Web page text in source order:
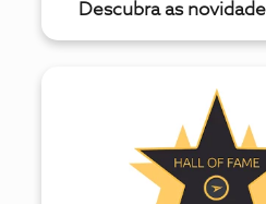
Descubra as